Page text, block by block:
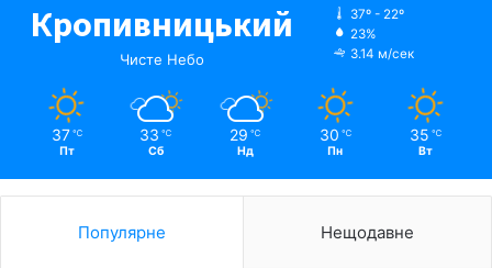
Кропивницький
Чисте Небо
37º - 22º
23%
3.14 м/сек
37 ℃
Пт
33 ℃
Сб
29 ℃
Нд
30 ℃
Пн
35 ℃
Вт
Популярне Нещодавне